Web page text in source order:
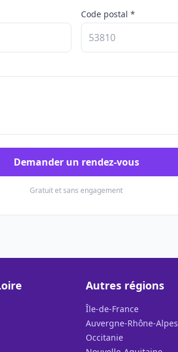
Code postal *
Demander un rendez-vous
Gratuit et sans engagement
Autres régions
Île-de-France
Auvergne-Rhône-Alpes
Occitanie